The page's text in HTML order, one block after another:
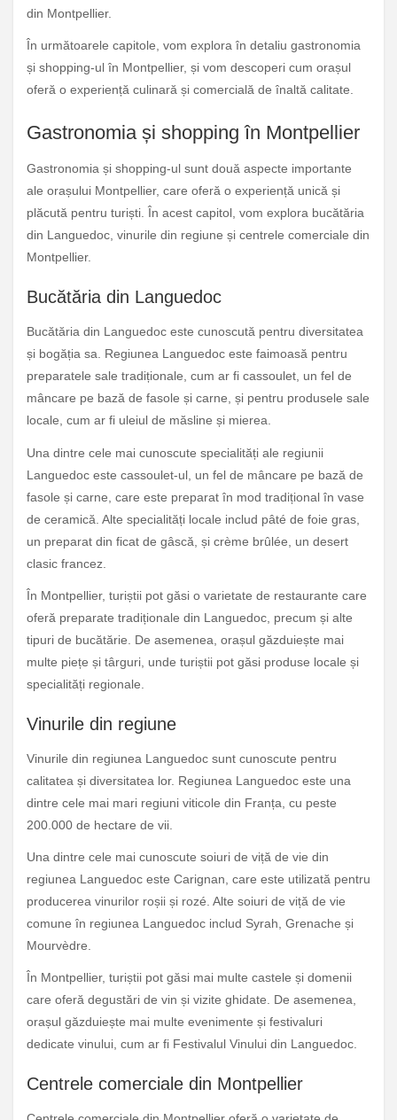
din Montpellier.
În următoarele capitole, vom explora în detaliu gastronomia
și shopping-ul în Montpellier, și vom descoperi cum orașul
oferă o experiență culinară și comercială de înaltă calitate.
Gastronomia și shopping în Montpellier
Gastronomia și shopping-ul sunt două aspecte importante
ale orașului Montpellier, care oferă o experiență unică și
plăcută pentru turiști. În acest capitol, vom explora bucătăria
din Languedoc, vinurile din regiune și centrele comerciale din
Montpellier.
Bucătăria din Languedoc
Bucătăria din Languedoc este cunoscută pentru diversitatea
și bogăția sa. Regiunea Languedoc este faimoasă pentru
preparatele sale tradiționale, cum ar fi cassoulet, un fel de
mâncare pe bază de fasole și carne, și pentru produsele sale
locale, cum ar fi uleiul de măsline și mierea.
Una dintre cele mai cunoscute specialități ale regiunii
Languedoc este cassoulet-ul, un fel de mâncare pe bază de
fasole și carne, care este preparat în mod tradițional în vase
de ceramică. Alte specialități locale includ pâté de foie gras,
un preparat din ficat de gâscă, și crème brûlée, un desert
clasic francez.
În Montpellier, turiștii pot găsi o varietate de restaurante care
oferă preparate tradiționale din Languedoc, precum și alte
tipuri de bucătărie. De asemenea, orașul găzduiește mai
multe piețe și târguri, unde turiștii pot găsi produse locale și
specialități regionale.
Vinurile din regiune
Vinurile din regiunea Languedoc sunt cunoscute pentru
calitatea și diversitatea lor. Regiunea Languedoc este una
dintre cele mai mari regiuni viticole din Franța, cu peste
200.000 de hectare de vii.
Una dintre cele mai cunoscute soiuri de viță de vie din
regiunea Languedoc este Carignan, care este utilizată pentru
producerea vinurilor roșii și rozé. Alte soiuri de viță de vie
comune în regiunea Languedoc includ Syrah, Grenache și
Mourvèdre.
În Montpellier, turiștii pot găsi mai multe castele și domenii
care oferă degustări de vin și vizite ghidate. De asemenea,
orașul găzduiește mai multe evenimente și festivaluri
dedicate vinului, cum ar fi Festivalul Vinului din Languedoc.
Centrele comerciale din Montpellier